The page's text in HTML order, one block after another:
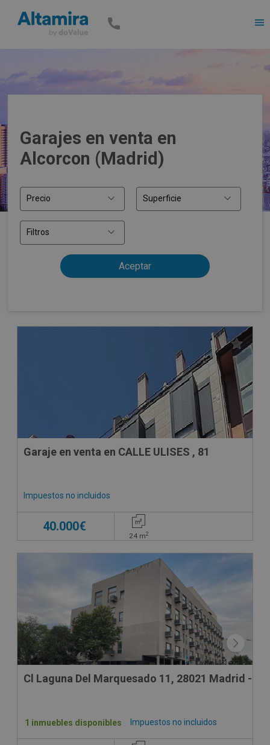
Garajes en venta en
Alcorcon (Madrid)
Precio Superficie
Filtros
Garaje en venta en CALLE ULISES , 81
Impuestos no incluidos
40.000€
24 m2
Cl Laguna Del Marquesado 11, 28021 Madrid -
Impuestos no incluidos
1 inmuebles disponibles